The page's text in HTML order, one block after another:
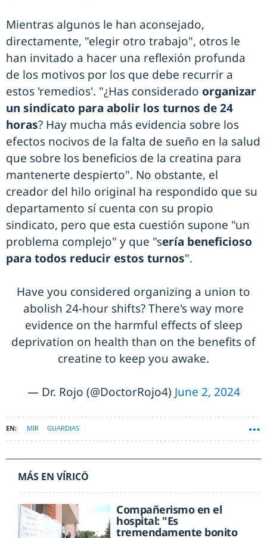
Mientras algunos le han aconsejado,
directamente, "elegir otro trabajo", otros le
han invitado a hacer una reflexión profunda
de los motivos por los que debe recurrir a
estos 'remedios'. "¿Has considerado organizar
un sindicato para abolir los turnos de 24
horas? Hay mucha más evidencia sobre los
efectos nocivos de la falta de sueño en la salud
que sobre los beneficios de la creatina para
mantenerte despierto". No obstante, el
creador del hilo original ha respondido que su
departamento sí cuenta con su propio
sindicato, pero que esta cuestión supone "un
problema complejo" y que "sería beneficioso
para todos reducir estos turnos".
Have you considered organizing a union to
abolish 24-hour shifts? There's way more
evidence on the harmful effects of sleep
deprivation on health than on the benefits of
creatine to keep you awake.
— Dr. Rojo (@DoctorRojo4) June 2, 2024
MIR GUARDIAS
MÁS EN VÍRICÖ
Compañerismo en el
hospital: "Es
tremendamente bonito